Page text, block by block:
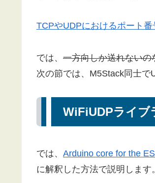
TCPやUDPにおけるポート番
では、 一方向しか送れないの
次の節では、M5Stack同士で
WiFiUDPライブ
では、 Arduino core for the
に解釈した方法で説明します。